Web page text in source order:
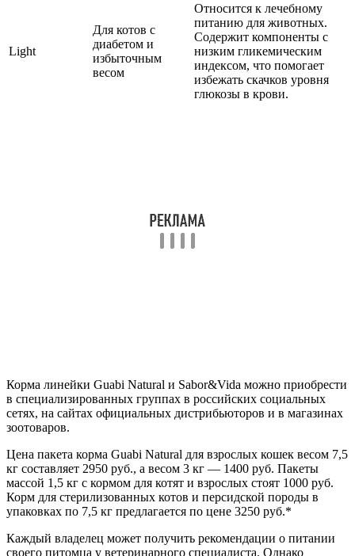
Light
Для котов с
диабетом и
избыточным
весом
Относится к лечебному
питанию для животных.
Содержит компоненты с
низким гликемическим
индексом, что помогает
избежать скачков уровня
глюкозы в крови.
Корма линейки Guabi Natural и Sabor&Vida можно приобрести
в специализированных группах в российских социальных
сетях, на сайтах официальных дистрибьюторов и в магазинах
зоотоваров.
Цена пакета корма Guabi Natural для взрослых кошек весом 7,5
кг составляет 2950 руб., а весом 3 кг — 1400 руб. Пакеты
массой 1,5 кг с кормом для котят и взрослых стоят 1000 руб.
Корм для стерилизованных котов и персидской породы в
упаковках по 7,5 кг предлагается по цене 3250 руб.*
Каждый владелец может получить рекомендации о питании
своего питомца у ветеринарного специалиста. Однако